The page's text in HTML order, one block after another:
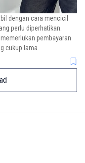
dengan cara mencicil
perlu diperhatikan.
pembayaran
cukup lama.